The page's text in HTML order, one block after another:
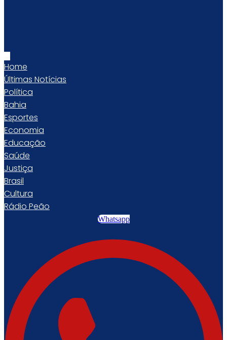
Home
Últimas Notícias
Política
Bahia
Esportes
Economia
Educação
Saúde
Justiça
Brasil
Cultura
Rádio Peão
Whatsapp